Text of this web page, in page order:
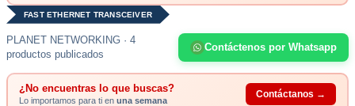
FAST ETHERNET TRANSCEIVER
PLANET NETWORKING · 4
productos publicados
Contáctenos por Whatsapp
¿No encuentras lo que buscas?
Lo importamos para ti en una semana
Contáctanos →